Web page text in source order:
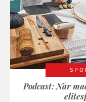
Podcast: Når